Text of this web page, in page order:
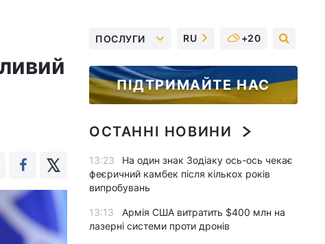
ПОСЛУГИ RU +20
ПІДТРИМАЙТЕ НАС
ОСТАННІ НОВИНИ
13:23
На один знак Зодіаку ось-ось чекає
феєричний камбек після кількох років
випробувань
13:13
Армія США витратить $400 млн на
лазерні системи проти дронів